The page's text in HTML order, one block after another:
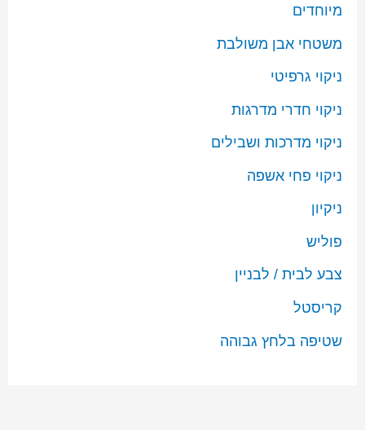
מיוחדים
משטחי אבן משולבת
ניקוי גרפיטי
ניקוי חדרי מדרגות
ניקוי מדרכות ושבילים
ניקוי פחי אשפה
ניקיון
פוליש
צבע לבית / לבניין
קריסטל
שטיפה בלחץ גבוהה